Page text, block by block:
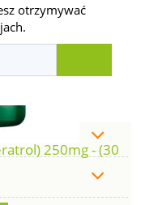
250mg - (30
otrzymywać